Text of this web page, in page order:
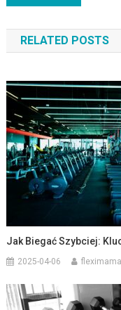
wpisu
RELATED POSTS
Jak Biegać Szybciej:
2025-04-06